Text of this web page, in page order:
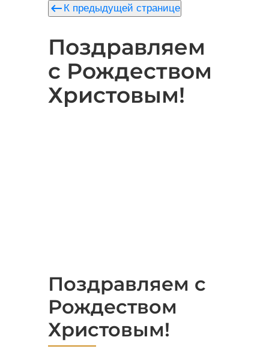
keyboard_backspace К предыдущей странице
Поздравляем
с Рождеством
Христовым!
Поздравляем с
Рождеством
Христовым!